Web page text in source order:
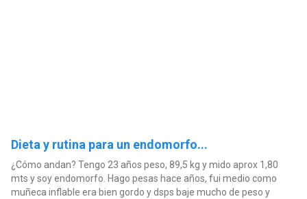
Dieta y rutina para un endomorfo...
¿Cómo andan? Tengo 23 años peso, 89,5 kg y mido aprox 1,80
mts y soy endomorfo. Hago pesas hace años, fui medio como
muñeca inflable era bien gordo y dsps baje mucho de peso y